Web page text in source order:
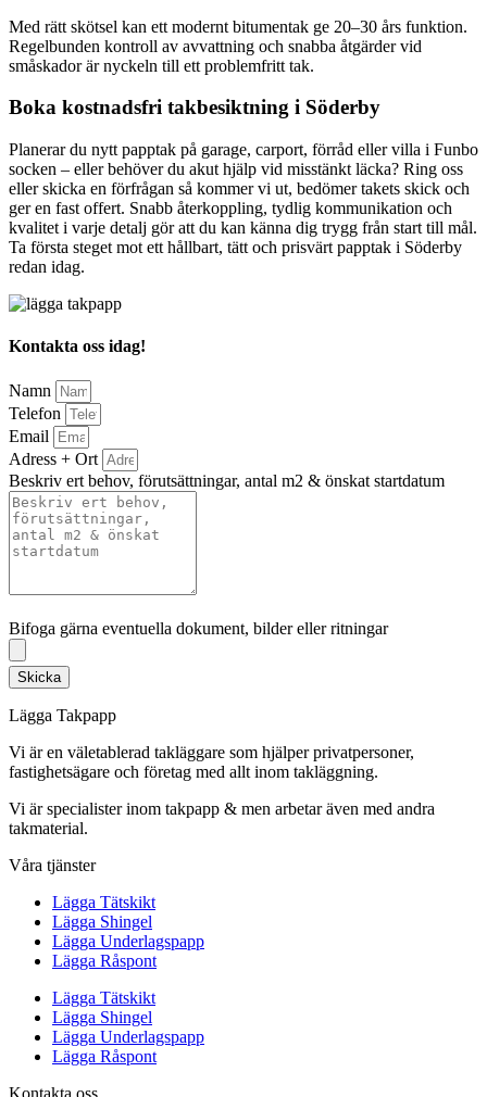
Med rätt skötsel kan ett modernt bitumentak ge 20–30 års funktion.
Regelbunden kontroll av avvattning och snabba åtgärder vid
småskador är nyckeln till ett problemfritt tak.
Boka kostnadsfri takbesiktning i Söderby
Planerar du nytt papptak på garage, carport, förråd eller villa i Funbo
socken – eller behöver du akut hjälp vid misstänkt läcka? Ring oss
eller skicka en förfrågan så kommer vi ut, bedömer takets skick och
ger en fast offert. Snabb återkoppling, tydlig kommunikation och
kvalitet i varje detalj gör att du kan känna dig trygg från start till mål.
Ta första steget mot ett hållbart, tätt och prisvärt papptak i Söderby
redan idag.
Kontakta oss idag!
Namn
Telefon
Email
Adress + Ort
Beskriv ert behov, förutsättningar, antal m2 & önskat startdatum
Bifoga gärna eventuella dokument, bilder eller ritningar
Skicka
Lägga Takpapp
Vi är en väletablerad takläggare som hjälper privatpersoner,
fastighetsägare och företag med allt inom takläggning.
Vi är specialister inom takpapp & men arbetar även med andra
takmaterial.
Våra tjänster
Lägga Tätskikt
Lägga Shingel
Lägga Underlagspapp
Lägga Råspont
Lägga Tätskikt
Lägga Shingel
Lägga Underlagspapp
Lägga Råspont
Kontakta oss